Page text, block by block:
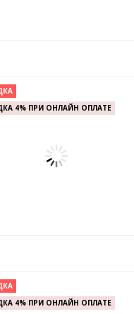
4% ПРИ ОНЛАЙН ОПЛАТЕ
4% ПРИ ОНЛАЙН ОПЛАТЕ